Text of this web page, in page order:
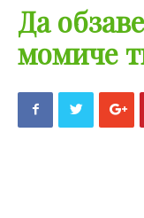
Да
момиче